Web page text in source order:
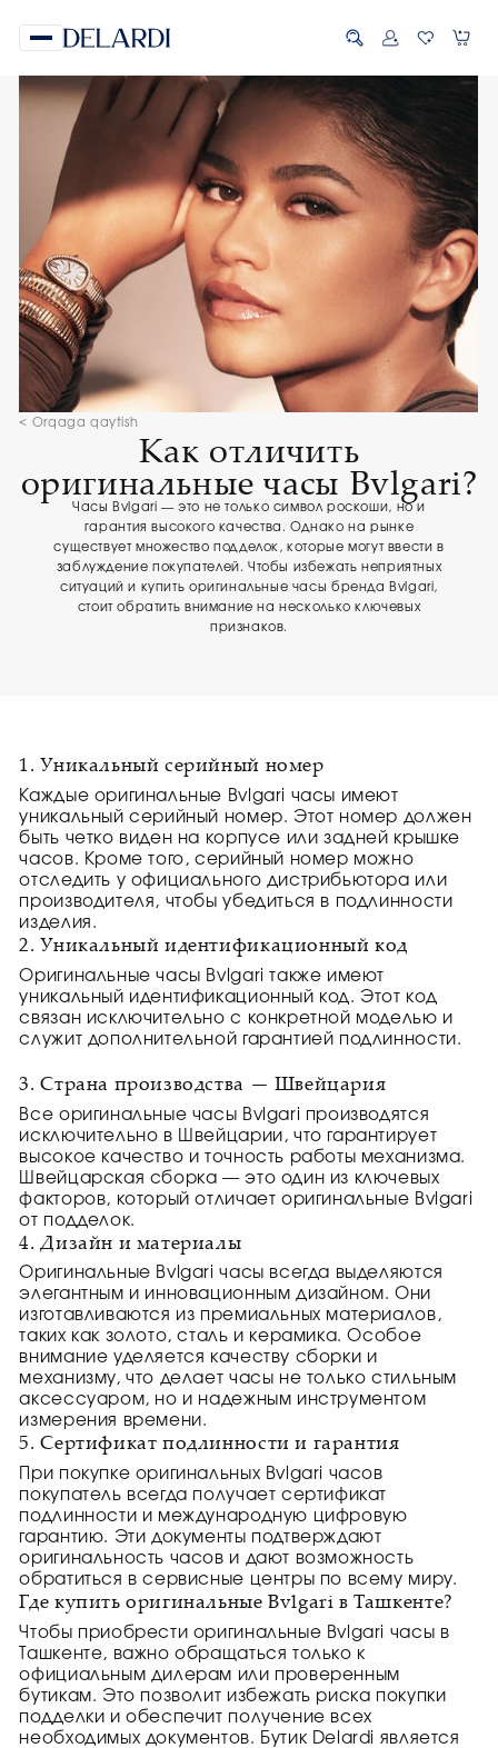
< Orqaga qaytish
Как отличить
оригинальные часы Bvlgari?
Часы Bvlgari — это не только символ роскоши, но и
гарантия высокого качества. Однако на рынке
существует множество подделок, которые могут ввести в
заблуждение покупателей. Чтобы избежать неприятных
ситуаций и купить оригинальные часы бренда Bvlgari,
стоит обратить внимание на несколько ключевых
признаков.
1. Уникальный серийный номер
Каждые оригинальные Bvlgari часы имеют
уникальный серийный номер. Этот номер должен
быть четко виден на корпусе или задней крышке
часов. Кроме того, серийный номер можно
отследить у официального дистрибьютора или
производителя, чтобы убедиться в подлинности
изделия.
2. Уникальный идентификационный код
Оригинальные часы Bvlgari также имеют
уникальный идентификационный код. Этот код
связан исключительно с конкретной моделью и
служит дополнительной гарантией подлинности.
3. Страна производства — Швейцария
Все оригинальные часы Bvlgari производятся
исключительно в Швейцарии, что гарантирует
высокое качество и точность работы механизма.
Швейцарская сборка — это один из ключевых
факторов, который отличает оригинальные Bvlgari
от подделок.
4. Дизайн и материалы
Оригинальные Bvlgari часы всегда выделяются
элегантным и инновационным дизайном. Они
изготавливаются из премиальных материалов,
таких как золото, сталь и керамика. Особое
внимание уделяется качеству сборки и
механизму, что делает часы не только стильным
аксессуаром, но и надежным инструментом
измерения времени.
5. Сертификат подлинности и гарантия
При покупке оригинальных Bvlgari часов
покупатель всегда получает сертификат
подлинности и международную цифровую
гарантию. Эти документы подтверждают
оригинальность часов и дают возможность
обратиться в сервисные центры по всему миру.
Где купить оригинальные Bvlgari в Ташкенте?
Чтобы приобрести оригинальные Bvlgari часы в
Ташкенте, важно обращаться только к
официальным дилерам или проверенным
бутикам. Это позволит избежать риска покупки
подделки и обеспечит получение всех
необходимых документов. Бутик Delardi является